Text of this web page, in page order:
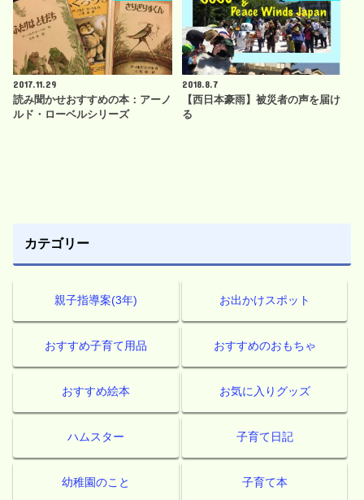
2017.11.29
読み聞かせおすすめの本：アーノ
ルド・ローベルシリーズ
2018.8.7
【西日本豪雨】被災者の声を届け
る
カテゴリー
親子指導案(3年) お出かけスポット
おすすめ子育て用品 おすすめのおもちゃ
おすすめ絵本 お気に入りグッズ
ハムスター 子育て日記
幼稚園のこと 子育て本